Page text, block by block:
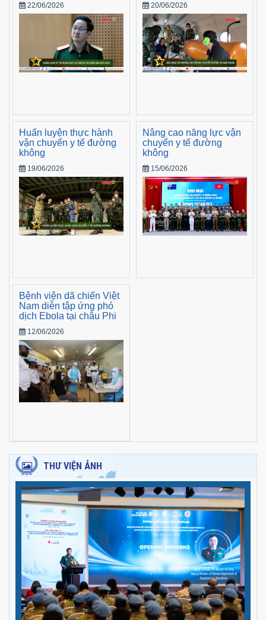
22/06/2026 20/06/2026
Huấn luyện thực hành
vận chuyển y tế đường
không
19/06/2026
Nâng cao năng lực vận
chuyển y tế đường
không
15/06/2026
Bệnh viện dã chiến Việt
Nam diễn tập ứng phó
dịch Ebola tại châu Phi
12/06/2026
THƯ VIỆN ẢNH